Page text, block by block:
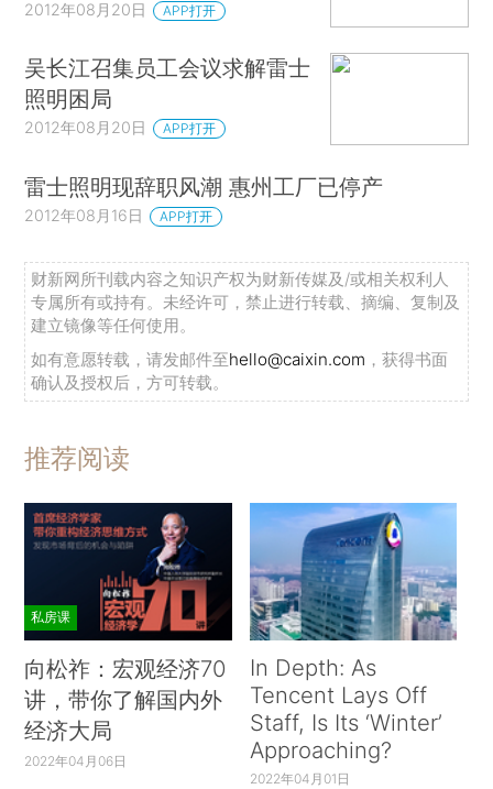
2012年08月20日 APP打开
吴长江召集员工会议求解雷士
照明困局
2012年08月20日 APP打开
雷士照明现辞职风潮 惠州工厂已停产
2012年08月16日 APP打开
财新网所刊载内容之知识产权为财新传媒及/或相关权利人
专属所有或持有。未经许可，禁止进行转载、摘编、复制及
建立镜像等任何使用。
如有意愿转载，请发邮件至hello@caixin.com ，获得书面
确认及授权后，方可转载。
推荐阅读
私房课
向松祚：宏观经济70
讲，带你了解国内外
经济大局
2022年04月06日
In Depth: As
Tencent Lays Off
Staff, Is Its ‘Winter’
Approaching?
2022年04月01日